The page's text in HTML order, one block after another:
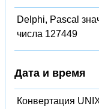
Delphi, Pascal
числа 127449
Дата и время
Конвертация